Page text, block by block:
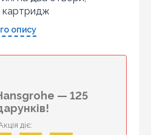
картридж
опису
— 125
діє: